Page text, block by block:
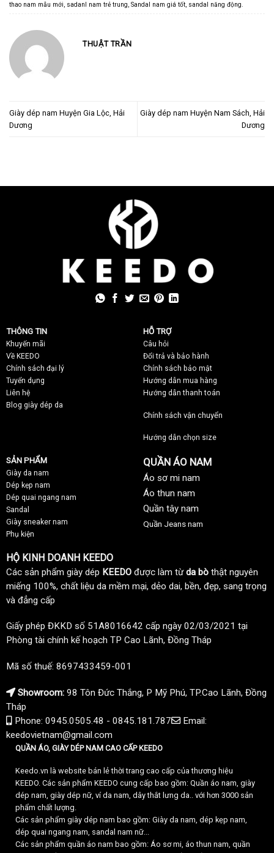
thao nam mẫu mới, sadanl nam trẻ trung, Sandal nam giá tốt, sandal năng động.
THUẬT TRẦN
Giày dép nam Huyện Gia Lộc, Hải
Dương
Giày dép nam Huyện Nam Sách, Hải
Dương
THÔNG TIN
Khuyến mãi
Về KEEDO
Chính sách đại lý
Tuyển dụng
Liên hệ
Blog giày dép da
HỖ TRỢ
Câu hỏi
Đổi trả và bảo hành
Chính sách bảo mật
Hướng dẫn mua hàng
Hướng dẫn thanh toán
Chính sách vận chuyển
Hướng dẫn chọn size
SẢN PHẨM
Giày da nam
Dép kẹp nam
Dép quai ngang nam
Sandal
Giày sneaker nam
Phụ kiện
QUẦN ÁO NAM
Áo sơ mi nam
Áo thun nam
Quần tây nam
Quần Jeans nam
HỘ KINH DOANH KEEDO
Các sản phẩm giày dép KEEDO được làm từda bò thật nguyên
miếng 100%, chất liệu da mềm mại, dẻo dai, bền, đẹp, sang trọng
và đẳng cấp
Giấy phép ĐKKD số 51A8016642 cấp ngày 02/03/2021 tại
Phòng tài chính kế hoạch TP Cao Lãnh, Đồng Tháp
Mã số thuế: 8697433459-001
Showroom: 98 Tôn Đức Thắng, P Mỹ Phú, TP.Cao Lãnh, Đồng
Tháp
Phone: 0945.0505.48 - 0845.181.787
Email:
keedovietnam@gmail.com
QUẦN ÁO, GIÀY DÉP NAM CAO CẤP KEEDO
Keedo.vn là website bán lẻ thời trang cao cấp của thương hiệu
KEEDO. Các sản phẩm KEEDO cung cấp bao gồm: Quần áo nam, giày
dép nam, giày dép nữ, ví da nam, dây thắt lưng da.. với hơn 3000 sản
phẩm chất lượng.
Các sản phẩm giày dép nam bao gồm: Giày da nam, dép kẹp nam,
dép quai ngang nam, sandal nam nữ...
Các sản phẩm quần áo nam bao gồm: Áo sơ mi, áo thun nam, quần